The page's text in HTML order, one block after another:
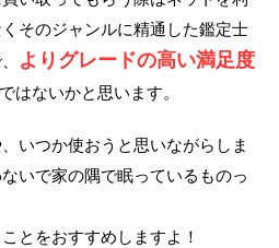
そのジャンルに精通した鑑定士
よりグレードの高い満足度
はないかと思います。
いつか使おうと思いながらしま
いで家の隅で眠っているものっ
とをおすすめしますよ！